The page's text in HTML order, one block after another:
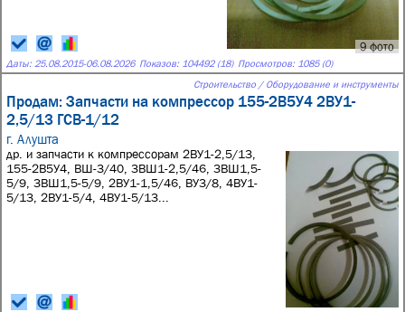
9 фото
Даты: 25.08.2015-06.08.2026 Показов: 104492 (18) Просмотров: 1085 (0)
Строительство / Оборудование и инструменты
Продам: Запчасти на компрессор 155-2В5У4 2ВУ1-
2,5/13 ГСВ-1/12
г. Алушта
др. и запчасти к компрессорам 2ВУ1-2,5/13,
155-2В5У4, ВШ-3/40, 3ВШ1-2,5/46, 3ВШ1,5-
5/9, 3ВШ1,5-5/9, 2ВУ1-1,5/46, ВУ3/8, 4ВУ1-
5/13, 2ВУ1-5/4, 4ВУ1-5/13...